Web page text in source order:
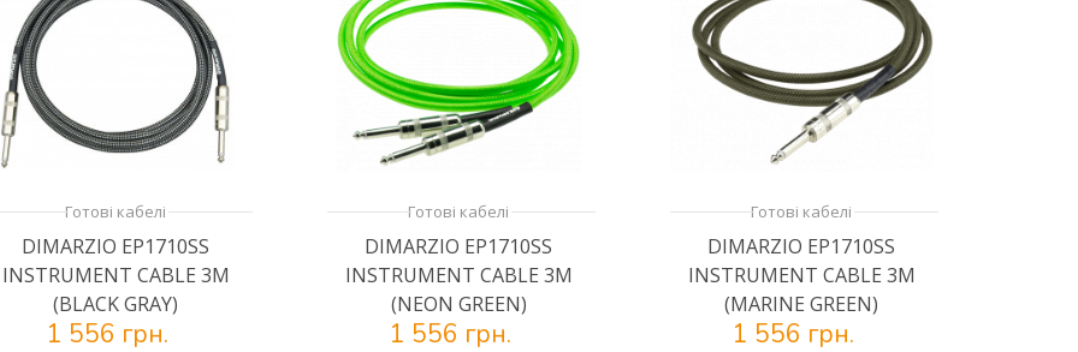
Готові кабелі
DIMARZIO EP1710SS
INSTRUMENT CABLE 3M
(BLACK GRAY)
1 556 грн.
Готові кабелі
DIMARZIO EP1710SS
INSTRUMENT CABLE 3M
(NEON GREEN)
1 556 грн.
Готові кабелі
DIMARZIO EP1710SS
INSTRUMENT CABLE 3M
(MARINE GREEN)
1 556 грн.